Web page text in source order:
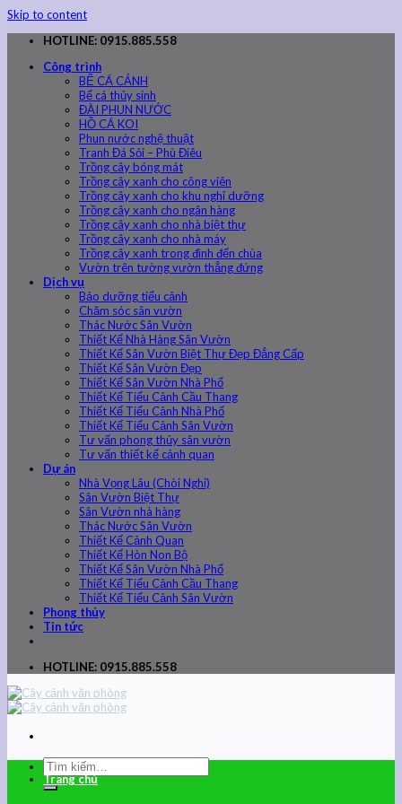
Skip to content
HOTLINE: 0915.885.558
Công trình
BỂ CÁ CẢNH
Bể cá thủy sinh
ĐÀI PHUN NƯỚC
HỒ CÁ KOI
Phun nước nghệ thuật
Tranh Đá Sỏi – Phù Điêu
Trồng cây bóng mát
Trồng cây xanh cho công viên
Trồng cây xanh cho khu nghỉ dưỡng
Trồng cây xanh cho ngân hàng
Trồng cây xanh cho nhà biệt thự
Trồng cây xanh cho nhà máy
Trồng cây xanh trong đình đến chùa
Vườn trên tường vườn thẳng đứng
Dịch vụ
Bảo dưỡng tiểu cảnh
Chăm sóc sân vườn
Thác Nước Sân Vườn
Thiết Kế Nhà Hàng Sân Vườn
Thiết Kế Sân Vườn Biệt Thự Đẹp Đẳng Cấp
Thiết Kế Sân Vườn Đẹp
Thiết Kế Sân Vườn Nhà Phố
Thiết Kế Tiểu Cảnh Cầu Thang
Thiết Kế Tiểu Cảnh Nhà Phố
Thiết Kế Tiểu Cảnh Sân Vườn
Tư vấn phong thủy sân vườn
Tư vấn thiết kế cảnh quan
Dự án
Nhà Vọng Lâu (Chòi Nghỉ)
Sân Vườn Biệt Thự
Sân Vườn nhà hàng
Thác Nước Sân Vườn
Thiết Kế Cảnh Quan
Thiết Kế Hòn Non Bộ
Thiết Kế Sân Vườn Nhà Phố
Thiết Kế Tiểu Cảnh Cầu Thang
Thiết Kế Tiểu Cảnh Sân Vườn
Phong thủy
Tin tức
HOTLINE: 0915.885.558
Trang chủ